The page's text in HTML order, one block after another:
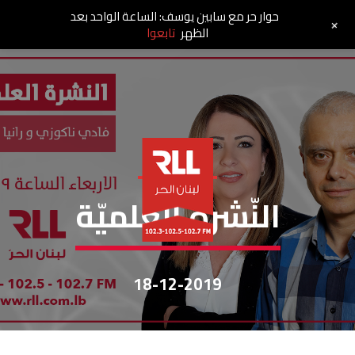
النشرة العلمية
النّشرة العلميّة
18-12-2019
حوار حر مع سابين يوسف: الساعة الواحد بعد
الظهر تابعوا +